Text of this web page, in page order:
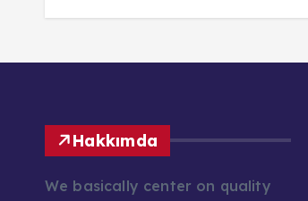
Hakkımda
We basically center on quality